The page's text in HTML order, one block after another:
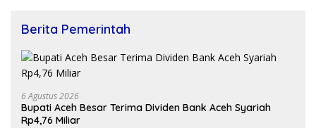
Berita Pemerintah
6 Agustus 2026
Bupati Aceh Besar Terima Dividen Bank Aceh Syariah
Rp4,76 Miliar